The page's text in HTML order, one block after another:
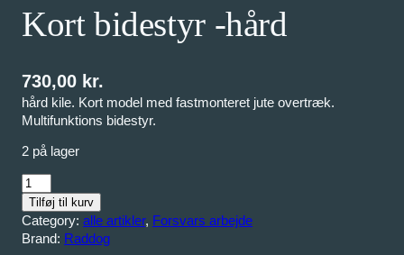
Kort bidestyr -hård
730,00 kr.
hård kile. Kort model med fastmonteret jute overtræk.
Multifunktions bidestyr.
2 på lager
K
r
t
Tilføj til kurv
Category: alle artikler, Forsvars arbejde
Brand: Raddog